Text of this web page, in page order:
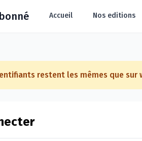
Accueil Nos editions
restent les mêmes que sur